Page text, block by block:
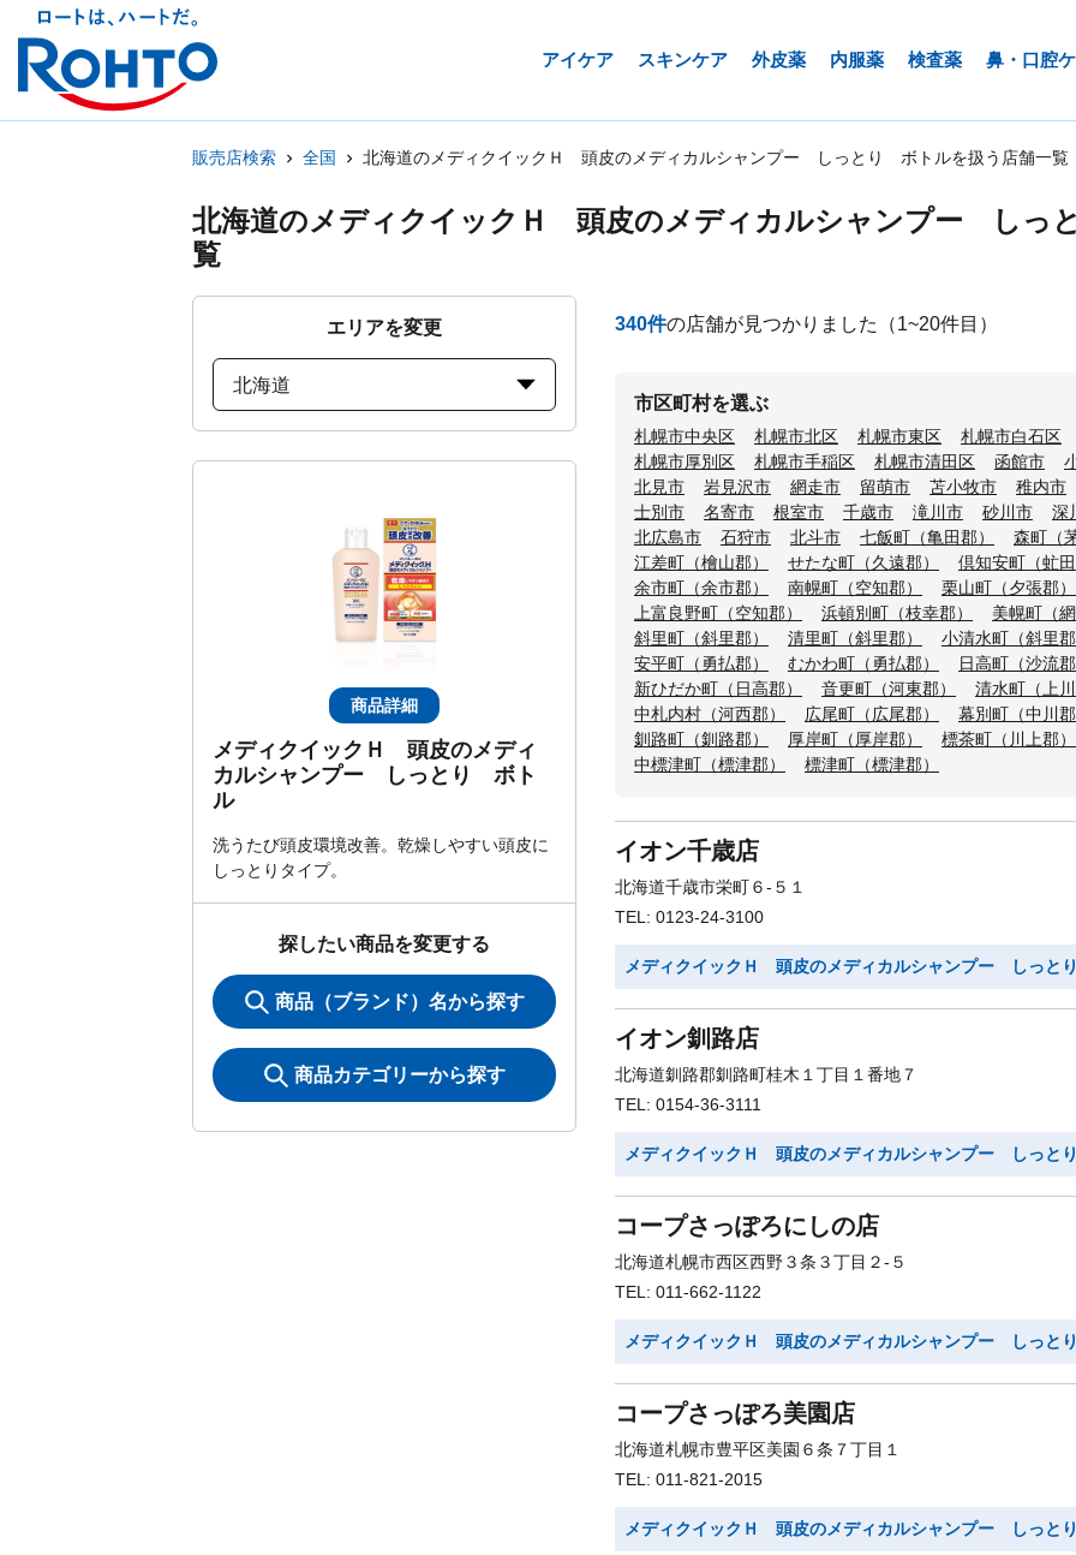
アイケア スキンケア 外皮薬 内服薬 検査薬 鼻・口腔
販売店検索 全国 北海道のメディクイックＨ 頭皮のメディカルシャンプー しっとり ボトルを扱う店舗一覧
北海道のメディクイックＨ 頭皮のメディカルシャンプー しっ
覧
エリアを変更
北海道
商品詳細
メディクイックＨ 頭皮のメディ
カルシャンプー しっとり ボト
ル
洗うたび頭皮環境改善。乾燥しやすい頭皮に
しっとりタイプ。
探したい商品を変更する
商品（ブランド）名から探す
商品カテゴリーから探す
340件の店舗が見つかりました （1~20件目）
市区町村を選ぶ
札幌市中央区 札幌市北区 札幌市東区 札幌市白石区
札幌市厚別区
札幌市手稲区 札幌市清田区 函館市
北見市
岩見沢市 網走市 留萌市 苫小牧市 稚内市
士別市
名寄市 根室市 千歳市 滝川市 砂川市 深
北広島市
石狩市 北斗市 七飯町（亀田郡） 森町（
江差町（檜山郡）
せたな町（久遠郡） 倶知安町（虻田
余市町（余市郡）
南幌町（空知郡） 栗山町（夕張郡）
上富良野町（空知郡）
浜頓別町（枝幸郡） 美幌町（網
斜里町（斜里郡）
清里町（斜里郡） 小清水町（斜里郡
安平町（勇払郡）
むかわ町（勇払郡） 日高町（沙流郡
新ひだか町（日高郡）
音更町（河東郡） 清水町（上川
中札内村（河西郡）
広尾町（広尾郡） 幕別町（中川郡
釧路町（釧路郡）
厚岸町（厚岸郡） 標茶町（川上郡）
中標津町（標津郡）
標津町（標津郡）
イオン千歳店
北海道千歳市栄町６-５１
TEL: 0123-24-3100
メディクイックＨ 頭皮のメディカルシャンプー しっと
イオン釧路店
北海道釧路郡釧路町桂木１丁目１番地７
TEL: 0154-36-3111
メディクイックＨ 頭皮のメディカルシャンプー しっと
コープさっぽろにしの店
北海道札幌市西区西野３条３丁目２-５
TEL: 011-662-1122
メディクイックＨ 頭皮のメディカルシャンプー しっと
コープさっぽろ美園店
北海道札幌市豊平区美園６条７丁目１
TEL: 011-821-2015
メディクイックＨ 頭皮のメディカルシャンプー しっと